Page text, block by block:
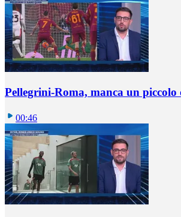
Pellegrini-Roma, manca un piccolo
00:46